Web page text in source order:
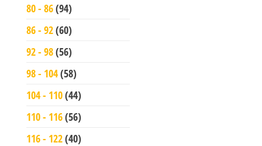
80 - 86(94)
86 - 92(60)
92 - 98(56)
98 - 104(58)
104 - 110(44)
110 - 116(56)
116 - 122(40)